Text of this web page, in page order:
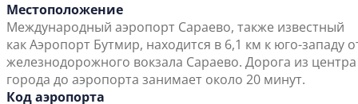
Местоположение
Международный аэропорт Сараево, также известный
как Аэропорт Бутмир, находится в 6,1 км к юго-западу
железнодорожного вокзала Сараево. Дорога из центра
города до аэропорта занимает около 20 минут.
Код аэропорта